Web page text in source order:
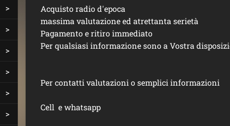
Acquisto radio d'epoca
massima valutazione ed atrettanta serietà
Pagamento e ritiro immediato
Per qualsiasi informazione sono a Vostra
Per contatti valutazioni o semplici informazioni
Cell e whatsapp